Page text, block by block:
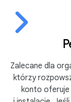
Zalecane dla
którzy
konto